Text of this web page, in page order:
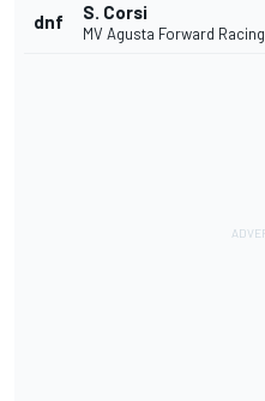
dnf S. Corsi
MV Agusta Forward Racing